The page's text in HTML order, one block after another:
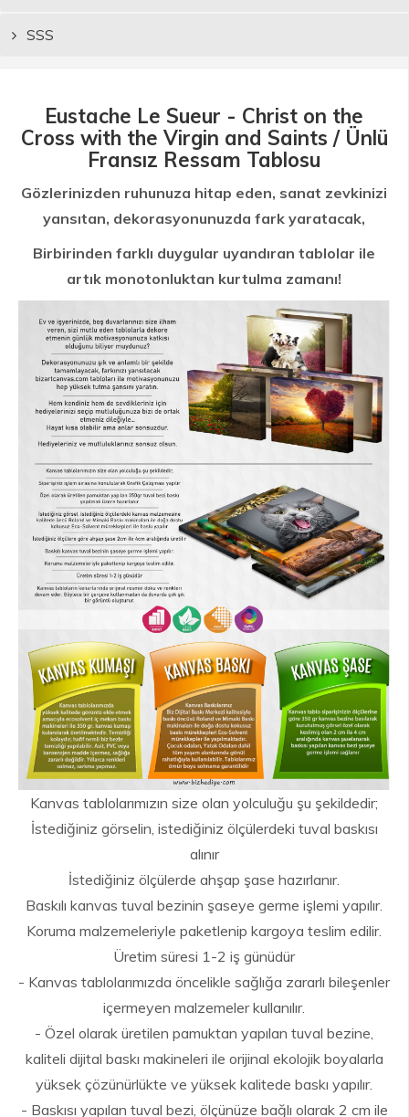
SSS
Eustache Le Sueur - Christ on the
Cross with the Virgin and Saints / Ünlü
Fransız Ressam Tablosu
Gözlerinizden ruhunuza hitap eden, sanat zevkinizi
yansıtan, dekorasyonunuzda fark yaratacak,
Birbirinden farklı duygular uyandıran tablolar ile
artık monotonluktan kurtulma zamanı!
Kanvas tablolarımızın size olan yolculuğu şu şekildedir;
İstediğiniz görselin, istediğiniz ölçülerdeki tuval baskısı
alınır
İstediğiniz ölçülerde ahşap şase hazırlanır.
Baskılı kanvas tuval bezinin şaseye germe işlemi yapılır.
Koruma malzemeleriyle paketlenip kargoya teslim edilir.
Üretim süresi 1-2 iş günüdür
- Kanvas tablolarımızda öncelikle sağlığa zararlı bileşenler
içermeyen malzemeler kullanılır.
- Özel olarak üretilen pamuktan yapılan tuval bezine,
kaliteli dijital baskı makineleri ile orijinal ekolojik boyalarla
yüksek çözünürlükte ve yüksek kalitede baskı yapılır.
- Baskısı yapılan tuval bezi, ölçünüze bağlı olarak 2 cm ile